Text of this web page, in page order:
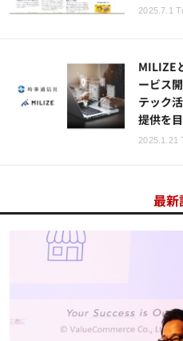
2025.7.1
MILIZE
ービス
テック
提供を
2025.1.21
最新